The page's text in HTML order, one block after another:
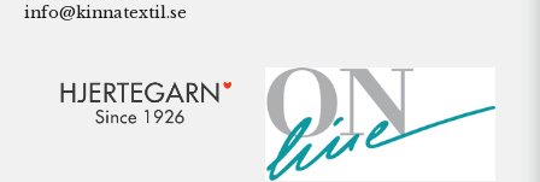
info@kinnatextil.se